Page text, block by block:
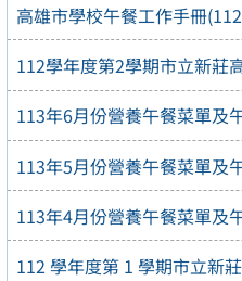
高雄市學校午餐工作手冊
112學年度第2學期市立新莊
113年6月份營養午餐菜單及
113年5月份營養午餐菜單及
113年4月份營養午餐菜單及
112 學年度第 1 學期市立新